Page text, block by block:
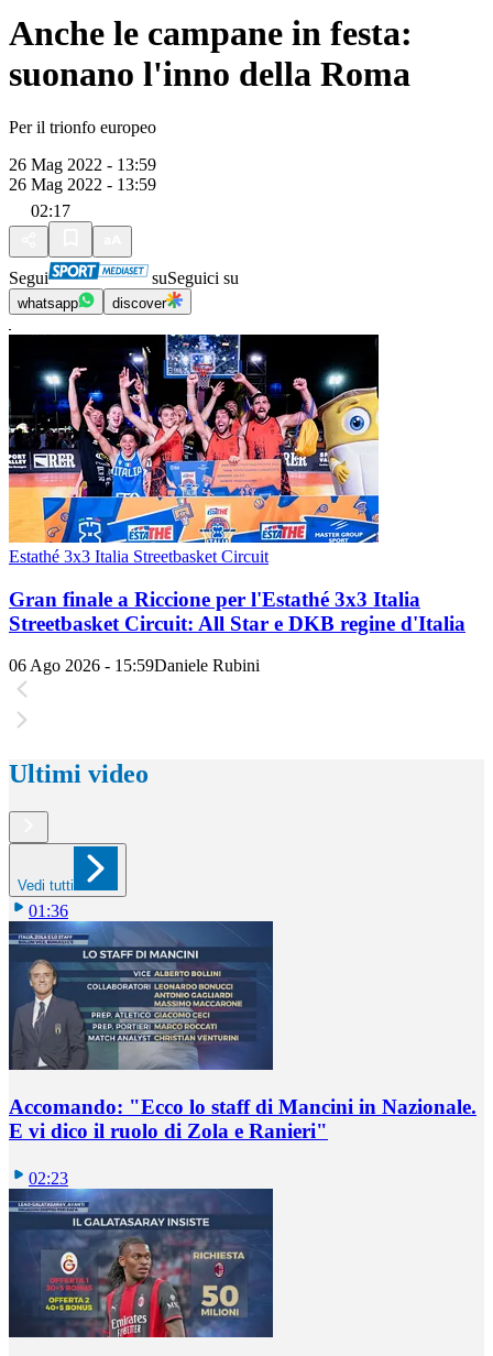
Anche le campane in festa:
suonano l'inno della Roma
Per il trionfo europeo
26 Mag 2022 - 13:59
26 Mag 2022 - 13:59
02:17
Segui suSeguici su
whatsapp discover
Estathé 3x3 Italia Streetbasket Circuit
Gran finale a Riccione per l'Estathé 3x3 Italia
Streetbasket Circuit: All Star e DKB regine d'Italia
06 Ago 2026 - 15:59Daniele Rubini
Ultimi video
Vedi tutti
01:36
Accomando: "Ecco lo staff di Mancini in Nazionale.
E vi dico il ruolo di Zola e Ranieri"
02:23